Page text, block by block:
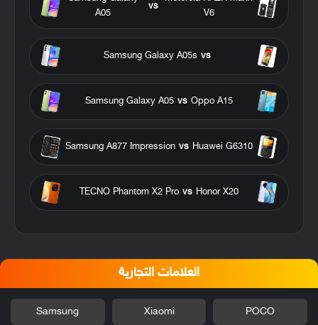
V6
vs
A05
vs
Samsung Galaxy A05s
Oppo A15
vs
Samsung Galaxy A05
Huawei G6310
vs
Samsung A877 Impression
Honor X20
vs
TECNO Phantom X2 Pro
العلامات التجارية
POCO
Xiaomi
Samsung